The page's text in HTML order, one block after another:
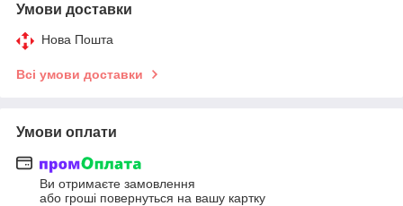
Умови доставки
Нова Пошта
Всі умови доставки
Умови оплати
Ви отримаєте замовлення
або гроші повернуться на вашу картку